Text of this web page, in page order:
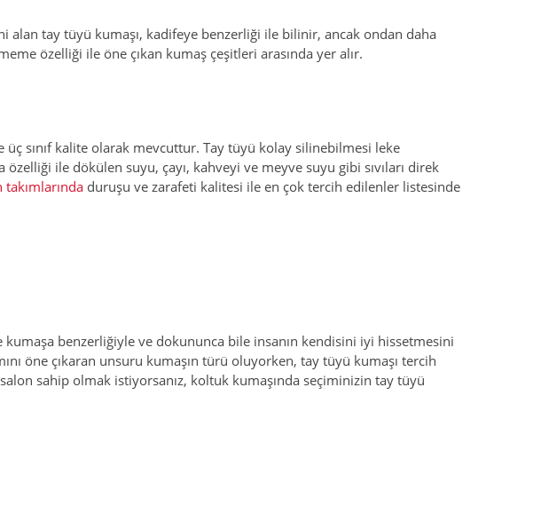
alan tay tüyü kumaşı, kadifeye benzerliği ile bilinir, ancak ondan daha
özelliği ile öne çıkan kumaş çeşitleri arasında yer alır.
sınıf kalite olarak mevcuttur. Tay tüyü kolay silinebilmesi leke
ile dökülen suyu, çayı, kahveyi ve meyve suyu gibi sıvıları direk
takımlarında duruşu ve zarafeti kalitesi ile en çok tercih edilenler listesinde
benzerliğiyle ve dokununca bile insanın kendisini iyi hissetmesini
öne çıkaran unsuru kumaşın türü oluyorken, tay tüyü kumaşı tercih
sahip olmak istiyorsanız, koltuk kumaşında seçiminizin tay tüyü